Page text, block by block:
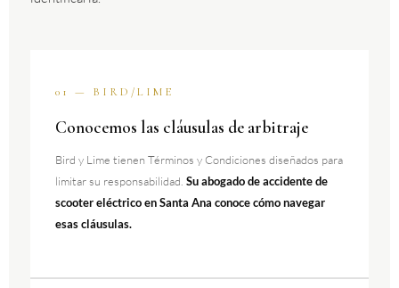
01 — BIRD/LIME
Conocemos las cláusulas de arbitraje
Bird y Lime tienen Términos y Condiciones diseñados para
limitar su responsabilidad. Su abogado de accidente de
scooter eléctrico en Santa Ana conoce cómo navegar
esas cláusulas.